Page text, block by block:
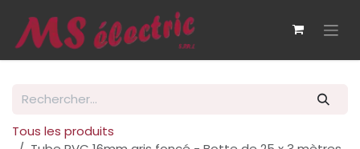
Tous les produits